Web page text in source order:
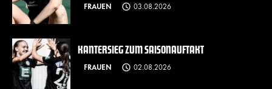
FRAUEN 03.08.2026
KANTERSIEG ZUM SAISONAUFTAKT
FRAUEN 02.08.2026